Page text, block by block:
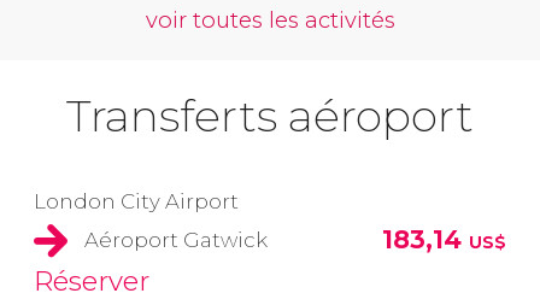
voir toutes les activités
Transferts aéroport
London City Airport
Aéroport Gatwick
183,14 US$
Réserver